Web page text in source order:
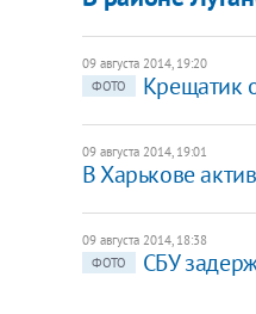
09 августа 2014, 19:20
ФОТО
Крещатик
09 августа 2014, 19:01
В Харькове
09 августа 2014, 18:38
ФОТО
СБУ